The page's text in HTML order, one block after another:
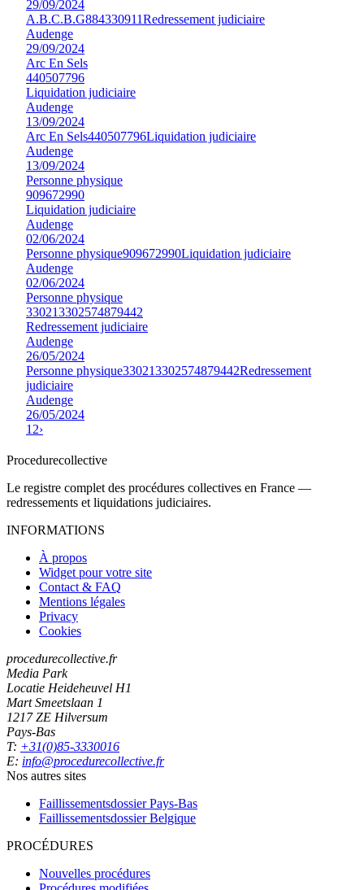
29/09/2024
A.B.C.B.G884330911Redressement judiciaire
Audenge
29/09/2024
Arc En Sels
440507796
Liquidation judiciaire
Audenge
13/09/2024
Arc En Sels440507796Liquidation judiciaire
Audenge
13/09/2024
Personne physique
909672990
Liquidation judiciaire
Audenge
02/06/2024
Personne physique909672990Liquidation judiciaire
Audenge
02/06/2024
Personne physique
330213302574879442
Redressement judiciaire
Audenge
26/05/2024
Personne physique330213302574879442Redressement
judiciaire
Audenge
26/05/2024
1 2›
Procedurecollective
Le registre complet des procédures collectives en France —
redressements et liquidations judiciaires.
INFORMATIONS
À propos
Widget pour votre site
Contact & FAQ
Mentions légales
Privacy
Cookies
procedurecollective.fr
Media Park
Locatie Heideheuvel H1
Mart Smeetslaan 1
1217 ZE Hilversum
Pays-Bas
T: +31(0)85-3330016
E: info@procedurecollective.fr
Nos autres sites
Faillissementsdossier Pays-Bas
Faillissementsdossier Belgique
PROCÉDURES
Nouvelles procédures